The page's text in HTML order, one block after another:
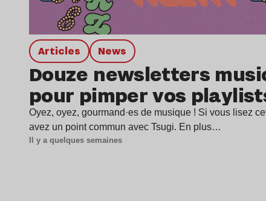
Articles news
Douze newsletters
pour pimper vos
Oyez, oyez, gourmand·es de musique ! Si vous lisez
avez un point commun avec Tsugi. En plus…
Il y a quelques semaines